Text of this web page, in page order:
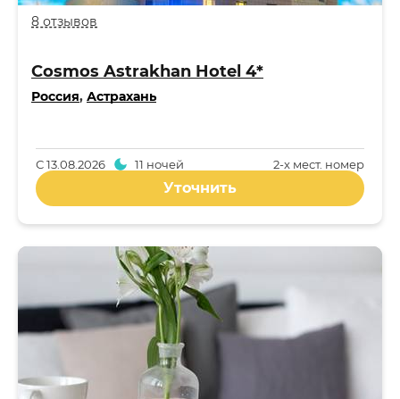
8 отзывов
Cosmos Astrakhan Hotel 4*
Россия, Астрахань
2-x мест. номер
С13.08.2026 11 ночей
Уточнить